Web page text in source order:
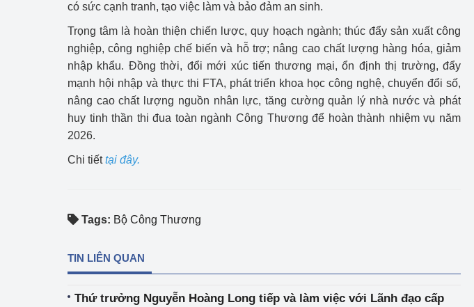
Khu vực miền Trung
Khu vực miền Nam
Thị trường nước ngoàiHiệp định EVFTA
Thị trường châu Á – châu Phi
Thị trường châu Âu – châu Mỹ
Thị trường trong nước
Ngành Công Thương đưa nghị quyết
Đại hội XIV của Đảng vào cuộc sống
Phát triển công nghiệpCông nghiệp nền tảng
có sức cạnh tranh, tạo việc làm và bảo đảm an sinh.
Trọng tâm là hoàn thiện chiến lược, quy hoạch ngành; thúc đẩy sản xuất công
nghiệp, công nghiệp chế biến và hỗ trợ; nâng cao chất lượng hàng hóa, giảm
nhập khẩu. Đồng thời, đổi mới xúc tiến thương mại, ổn định thị trường, đẩy
mạnh hội nhập và thực thi FTA, phát triển khoa học công nghệ, chuyển đổi số,
nâng cao chất lượng nguồn nhân lực, tăng cường quản lý nhà nước và phát
huy tinh thần thi đua toàn ngành Công Thương để hoàn thành nhiệm vụ năm
2026.
Chi tiếttại đây.
Tags: Bộ Công Thương
TIN LIÊN QUAN
Thứ trưởng Nguyễn Hoàng Long tiếp và làm việc với Lãnh đạo cấp